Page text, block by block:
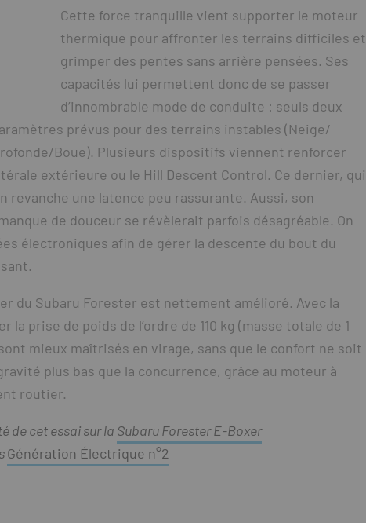
Cette force tranquille vient supporter le moteur
thermique pour affronter les terrains difficiles et
grimper des pentes sans arrière pensées. Ses
capacités lui permettent donc de se passer
d’innombrable mode de conduite : seuls deux
prévus pour des terrains instables (Neige/
Boue). Plusieurs dispositifs viennent renforcer
extérieure ou le Hill Descent Control. Ce dernier, qui
revanche une latence peu rassurante. Aussi, son
de douceur se révèlerait parfois désagréable. On
électroniques afin de gérer la descente du bout du
du Subaru Forester est nettement amélioré. Avec la
prise de poids de l’ordre de 110 kg (masse totale de 1
mieux maîtrisés en virage, sans que le confort ne soit
plus bas que la concurrence, grâce au moteur à
routier.
de cet essai sur la Subaru Forester E-Boxer
Génération Électrique n°2